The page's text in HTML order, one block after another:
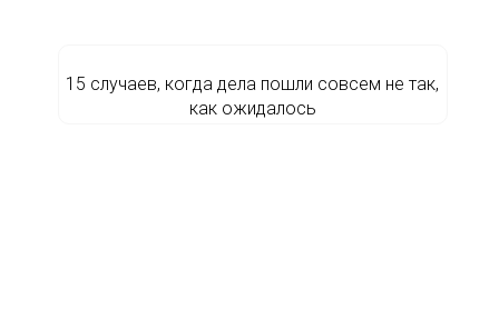
15 случаев, когда дела пошли совсем не так,
как ожидалось